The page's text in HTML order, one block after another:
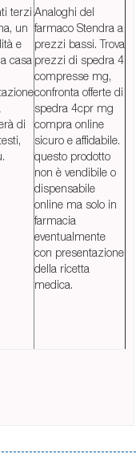
terzi
un
e
casa
di
Analoghi del
farmaco Stendra a
prezzi bassi. Trova
prezzi di spedra 4
compresse mg,
confronta offerte di
spedra 4cpr mg
compra online
sicuro e affidabile.
questo prodotto
non è vendibile o
dispensabile
online ma solo in
farmacia
eventualmente
con presentazione
della ricetta
medica.